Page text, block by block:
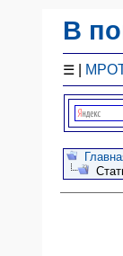
В
☰
F1 -
План счетов
Справочник
Упрощенка
Договоры